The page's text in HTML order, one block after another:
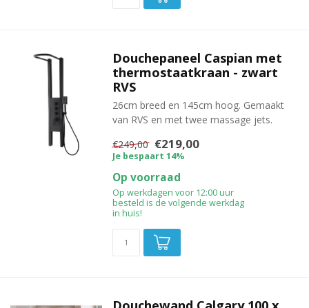
Douchepaneel Caspian met
thermostaatkraan - zwart
RVS
26cm breed en 145cm hoog. Gemaakt
van RVS en met twee massage jets.
€249,00 €219,00
Je bespaart 14%
Op voorraad
Op werkdagen voor 12:00 uur
besteld is de volgende werkdag
in huis!